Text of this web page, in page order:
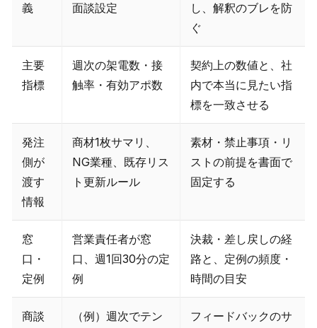
義
面談設定
し、解釈のブレを防
ぐ
主要
指標
週次の架電数・接
触率・有効アポ数
契約上の数値と、社
内で本当に見たい指
標を一致させる
発注
側が
渡す
情報
商材1枚サマリ、
NG業種、既存リス
ト更新ルール
素材・禁止事項・リ
ストの前提を書面で
固定する
窓
口・
定例
営業責任者が窓
口、週1回30分の定
例
決裁・差し戻しの経
路と、定例の頻度・
時間の目安
商談
（例）週次でテン
フィードバックのサ